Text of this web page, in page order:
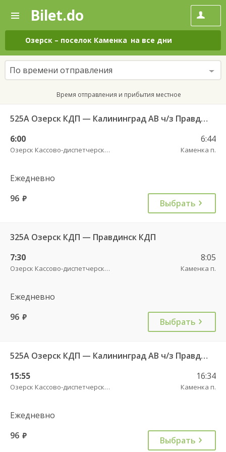
—
Поиск
и
покупка
билетов
на
автобус
онлайн
Bilet.do
Озерск – поселок Каменка на все дни
По времени отправления
Время отправления и прибытия местное
525А Озерск КДП — Калининград АВ ч/з Правдинск КДП
6:00
Озерск Кассово-диспетчерский пункт
6:44
Каменка п.
Ежедневно
96 руб. Выбрать
325А Озерск КДП — Правдинск КДП
7:30
Озерск Кассово-диспетчерский пункт
8:05
Каменка п.
Ежедневно
96 руб. Выбрать
525А Озерск КДП — Калининград АВ ч/з Правдинск КДП
15:55
Озерск Кассово-диспетчерский пункт
16:34
Каменка п.
Ежедневно
96 руб. Выбрать